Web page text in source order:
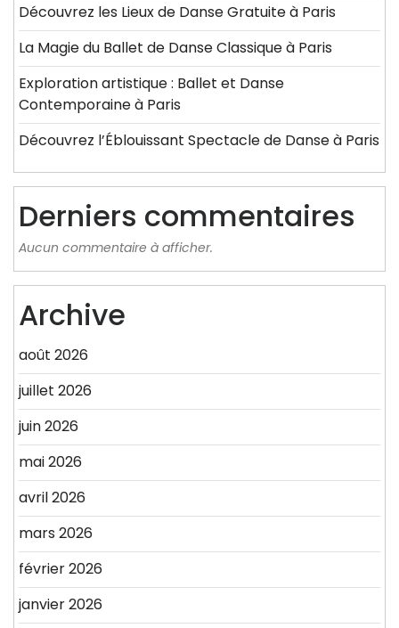
Découvrez les Lieux de Danse Gratuite à Paris
La Magie du Ballet de Danse Classique à Paris
Exploration artistique : Ballet et Danse
Contemporaine à Paris
Découvrez l’Éblouissant Spectacle de Danse à Paris
Derniers commentaires
Aucun commentaire à afficher.
Archive
août 2026
juillet 2026
juin 2026
mai 2026
avril 2026
mars 2026
février 2026
janvier 2026